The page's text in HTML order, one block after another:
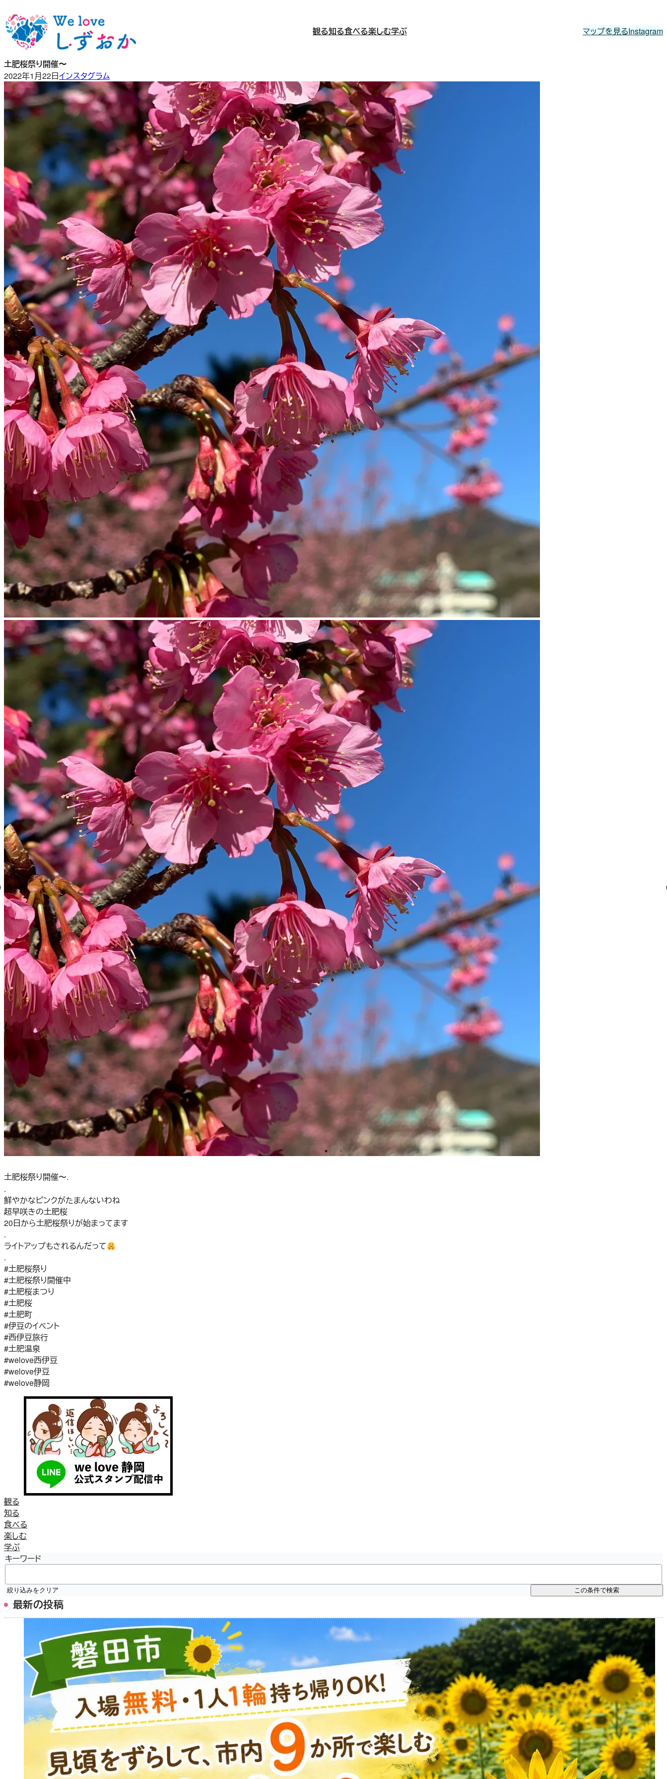
容
を
ッ
プ
観る知る食べる楽しむ学ぶ マップを見るInstagram
土肥桜祭り開催〜
2022年1月22日インスタグラム
土肥桜祭り開催〜.
.
鮮やかなピンクがたまんないわね
超早咲きの土肥桜
20日から土肥桜祭りが始まってます
.
ライトアップもされるんだって
.
#土肥桜祭り
#土肥桜祭り開催中
#土肥桜まつり
#土肥桜
#土肥町
#伊豆のイベント
#西伊豆旅行
#土肥温泉
#welove西伊豆
#welove伊豆
#welove静岡
観る
知る
食べる
楽しむ
学ぶ
キーワード
絞り込みをクリア この条件で検索
最新の投稿